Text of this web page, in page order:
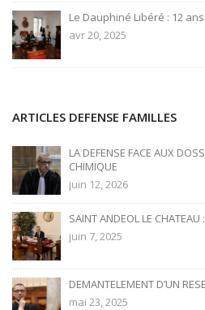
Le Dauphiné Libéré : 12
avr 20, 2025
ARTICLES DEFENSE FAMILLES
LA DEFENSE FACE AUX
CHIMIQUE
juin 12, 2026
SAINT ANDEOL LE CHATEAU
juin 7, 2025
DEMANTELEMENT D’UN
mai 23, 2025